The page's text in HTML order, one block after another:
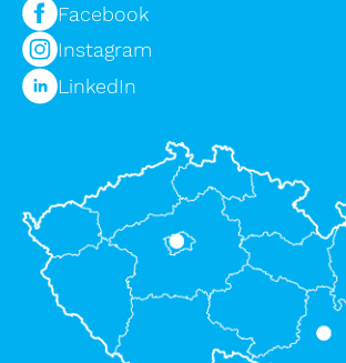
Facebook
Instagram
LinkedIn